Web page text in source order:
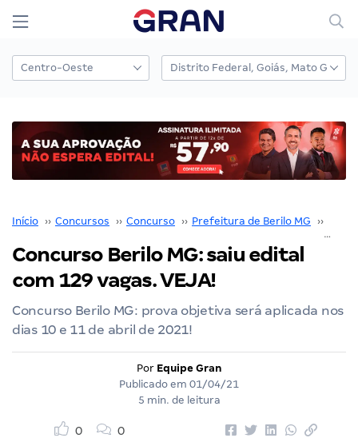
Início ›› Concursos ›› Concurso ›› Prefeitura de Berilo MG ››
Concurso Berilo MG: saiu edital
com 129 vagas. VEJA!
Concurso Berilo MG: prova objetiva será aplicada nos
dias 10 e 11 de abril de 2021!
Por Equipe Gran
Publicado em 01/04/21
5 min. de leitura
0 0